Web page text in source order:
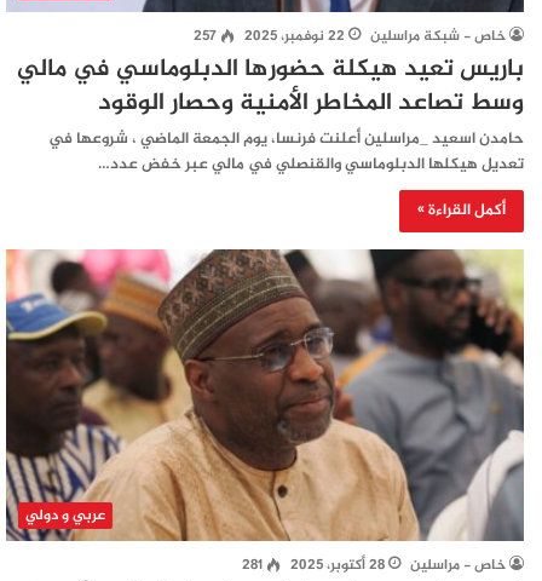
خاص - شبكة مراسلين 22 نوفمبر، 2025 257
باريس تعيد هيكلة حضورها الدبلوماسي في مالي
وسط تصاعد المخاطر الأمنية وحصار الوقود
حامدن اسعيد _مراسلين أعلنت فرنسا، يوم الجمعة الماضي ، شروعها في
تعديل هيكلها الدبلوماسي والقنصلي في مالي عبر خفض عدد…
أكمل القراءة »
عربي و دولي
خاص - مراسلين 28 أكتوبر، 2025 281